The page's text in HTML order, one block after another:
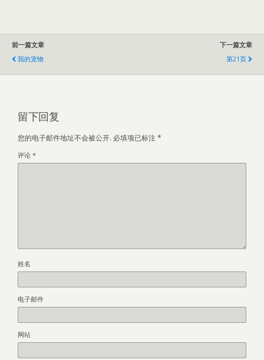
前一篇文章
我的宠物
下一篇文章
第21页
留下回复
您的电子邮件地址不会被公开. 必填项已标注 *
评论 *
姓名
电子邮件
网站